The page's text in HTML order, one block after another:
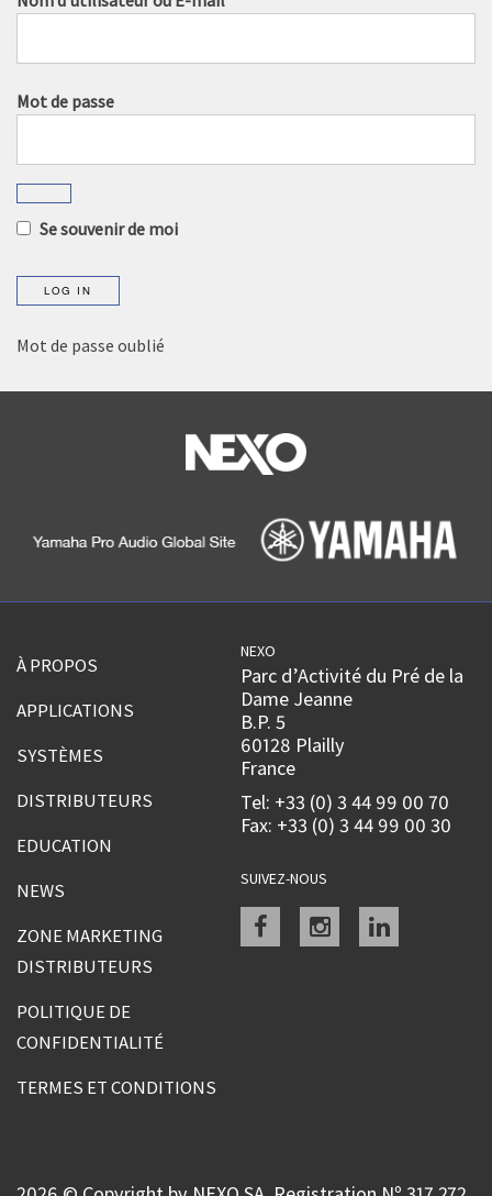
Mot de passe
Se souvenir de moi
Mot de passe oublié
À PROPOS
APPLICATIONS
SYSTÈMES
DISTRIBUTEURS
EDUCATION
NEWS
ZONE MARKETING
DISTRIBUTEURS
POLITIQUE DE
CONFIDENTIALITÉ
TERMES ET CONDITIONS
NEXO
Parc d’Activité du Pré de la
Dame Jeanne
B.P. 5
60128 Plailly
France
Tel: +33 (0) 3 44 99 00 70
Fax: +33 (0) 3 44 99 00 30
SUIVEZ-NOUS
Facebookinstagramlinkedin